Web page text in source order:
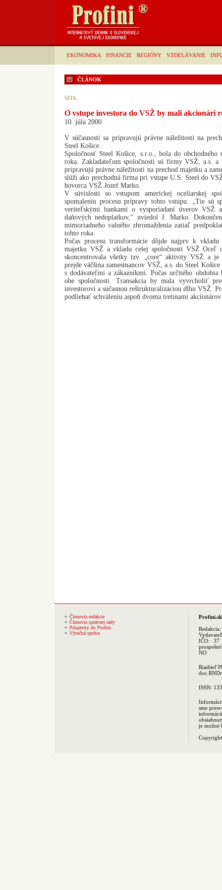
EKONOMIKA FINANCIE REGIÓNY VZDELÁVANIE
ČLÁNOK
SITA
O vstupe investora do VSŽ by mali akcionári
10. júla 2000
V súčasnosti sa pripravujú právne náležitosti na
Steel Košice.
Spoločnosť Steel Košice, s.r.o., bola do obchodného
roka. Zakladateľom spoločnosti sú firmy VSŽ, a.s. a
pripravujú právne náležitosti na prechod majetku a
slúži ako prechodná firma pri vstupe U.S. Steel do
hovorca VSŽ Jozef Marko.
V súvislosti so vstupom americkej oceliarskej
spomaleniu procesu prípravy tohto vstupu. „Tie sú
veriteľskými bankami o vysporiadaní úverov VSŽ
daňových nedoplatkov,“ uviedol J. Marko.
mimoriadneho valného zhromaždenia zatiaľ
tohto roka.
Počas procesu transformácie dôjde najprv k vkladu
majetku VSŽ a vkladu celej spoločnosti VSŽ Oceľ
skoncentrovala všetky tzv. „core“ aktivity VSŽ a je
prejde väčšina zamestnancov VSŽ, a.s. do Steel
s dodávateľmi a zákazníkmi. Počas určitého
obe spoločnosti. Transakcia by mala vyvrcholiť
investorovi a súčasnou reštrukturalizáciou dlhu VSŽ.
podliehať schváleniu aspoň dvoma tretinami
Členovia redakcie
Členovia správnej rady
Príspevky do Profini
Výročná správa
Profini.sk
Redakcia:
IČO: 37
NO
Riaditeľ
ISSN:
sme
je možné